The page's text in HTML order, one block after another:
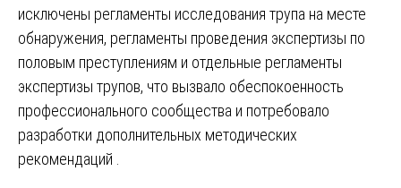
исключены регламенты исследования трупа на месте
обнаружения, регламенты проведения экспертизы по
половым преступлениям и отдельные регламенты
экспертизы трупов, что вызвало обеспокоенность
профессионального сообщества и потребовало
разработки дополнительных методических
рекомендаций .